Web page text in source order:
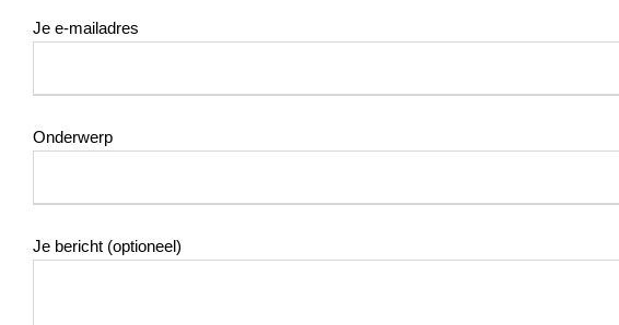
Je e-mailadres
Onderwerp
Je bericht (optioneel)